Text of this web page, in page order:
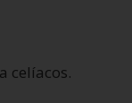
celíacos.